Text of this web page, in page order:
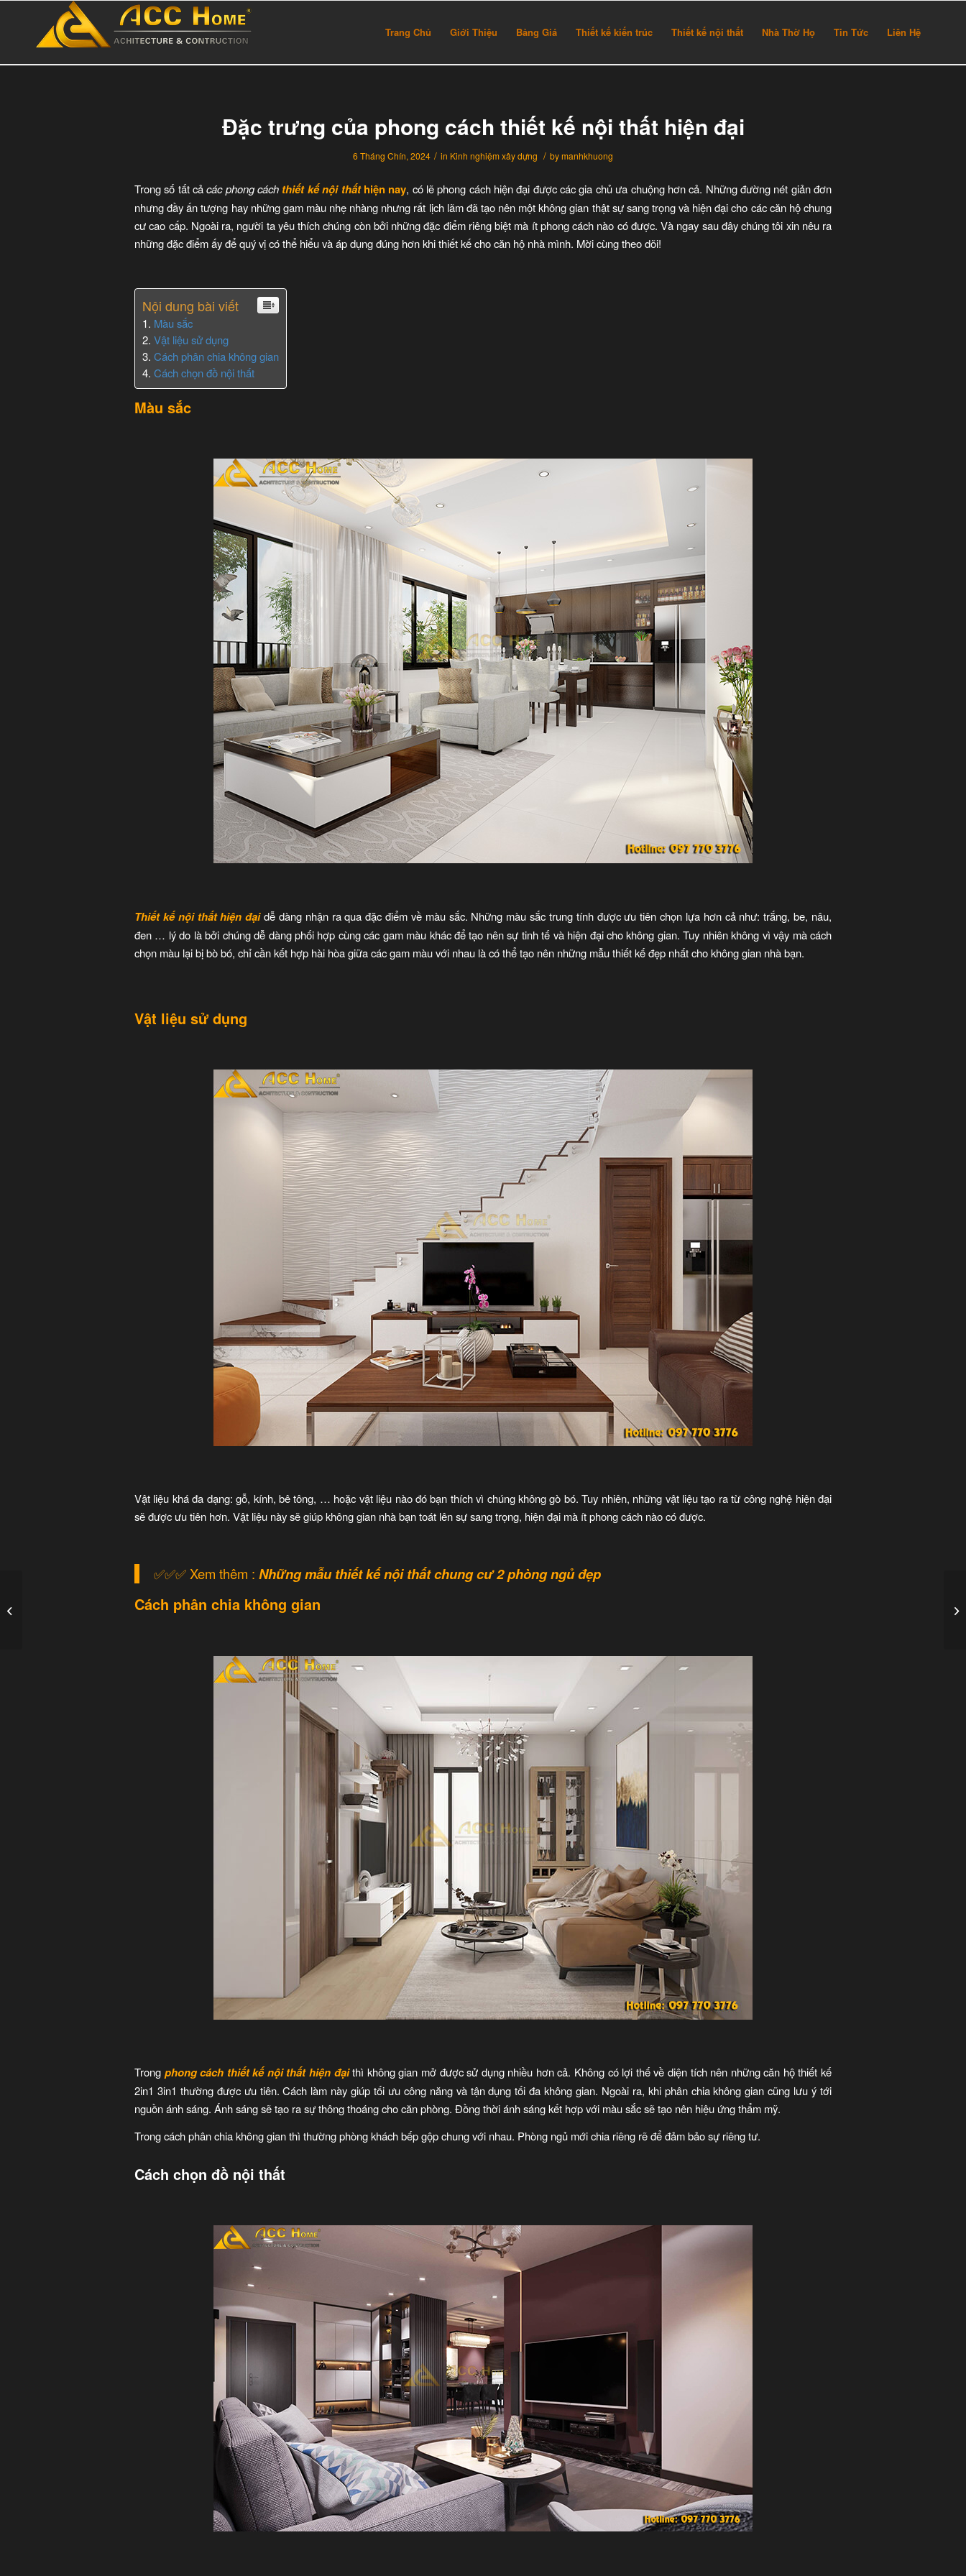
Trang Chủ Giới Thiệu Bảng Giá Thiết kế kiến trúc Thiết kế nội thất Nhà Thờ Họ Tin Tức Liên Hệ
Đặc trưng của phong cách thiết kế nội thất hiện đại
6 Tháng Chín, 2024 / in Kinh nghiệm xây dựng / bymanhkhuong
Trong số tất cảcác phong cách thiết kế nội thất hiện nay, có lẽ phong cách hiện đại được các gia chủ ưa chuộng hơn cả. Những đường nét giản đơn
nhưng đầy ấn tượng hay những gam màu nhẹ nhàng nhưng rất lịch lãm đã tạo nên một không gian thật sự sang trọng và hiện đại cho các căn hộ chung
cư cao cấp. Ngoài ra, người ta yêu thích chúng còn bởi những đặc điểm riêng biệt mà ít phong cách nào có được. Và ngay sau đây chúng tôi xin nêu ra
những đặc điểm ấy để quý vị có thể hiểu và áp dụng đúng hơn khi thiết kế cho căn hộ nhà mình. Mời cùng theo dõi!
Nội dung bài viết
Màu sắc
Vật liệu sử dụng
Cách phân chia không gian
Cách chọn đồ nội thất
Màu sắc
Thiết kế nội thất hiện đại dễ dàng nhận ra qua đặc điểm về màu sắc. Những màu sắc trung tính được ưu tiên chọn lựa hơn cả như: trắng, be, nâu,
đen … lý do là bởi chúng dễ dàng phối hợp cùng các gam màu khác để tạo nên sự tinh tế và hiện đại cho không gian. Tuy nhiên không vì vậy mà cách
chọn màu lại bị bò bó, chỉ cần kết hợp hài hòa giữa các gam màu với nhau là có thể tạo nên những mẫu thiết kế đẹp nhất cho không gian nhà bạn.
Vật liệu sử dụng
Vật liệu khá đa dạng: gỗ, kính, bê tông, … hoặc vật liệu nào đó bạn thích vì chúng không gò bó. Tuy nhiên, những vật liệu tạo ra từ công nghệ hiện đại
sẽ được ưu tiên hơn. Vật liệu này sẽ giúp không gian nhà bạn toát lên sự sang trọng, hiện đại mà ít phong cách nào có được.
✅✅✅ Xem thêm : Những mẫu thiết kế nội thất chung cư 2 phòng ngủ đẹp
Cách phân chia không gian
Trong phong cách thiết kế nội thất hiện đạithì không gian mở được sử dụng nhiều hơn cả. Không có lợi thế về diện tích nên những căn hộ thiết kế
2in1 3in1 thường được ưu tiên. Cách làm này giúp tối ưu công năng và tận dụng tối đa không gian. Ngoài ra, khi phân chia không gian cũng lưu ý tới
nguồn ánh sáng. Ánh sáng sẽ tạo ra sự thông thoáng cho căn phòng. Đồng thời ánh sáng kết hợp với màu sắc sẽ tạo nên hiệu ứng thẩm mỹ.
Trong cách phân chia không gian thì thường phòng khách bếp gộp chung với nhau. Phòng ngủ mới chia riêng rẽ để đảm bảo sự riêng tư.
Cách chọn đồ nội thất